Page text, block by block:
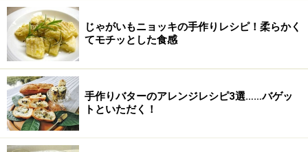
じゃがいもニョッキの手作りレシピ！柔らかく
てモチッとした食感
手作りバターのアレンジレシピ3選……バゲッ
トといただく！